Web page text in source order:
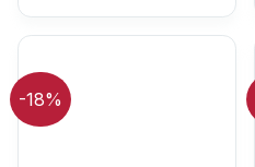
-18%